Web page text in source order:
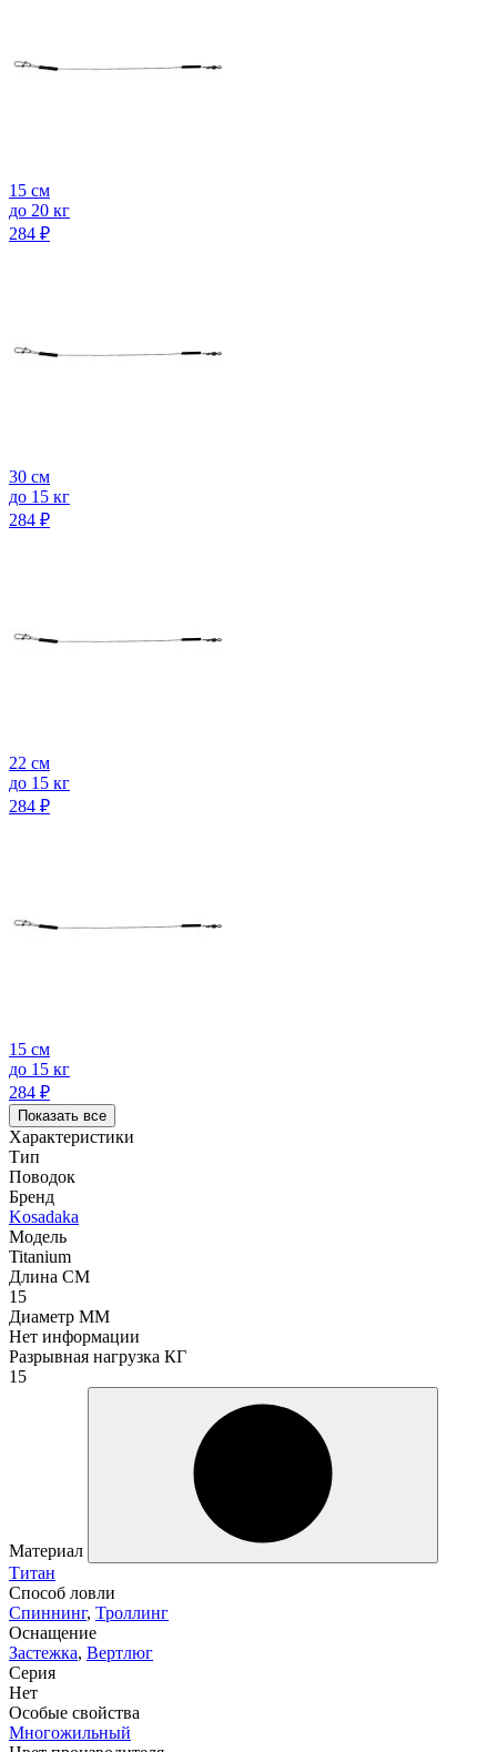
15 см
до 20 кг
284 ₽
30 см
до 15 кг
284 ₽
22 см
до 15 кг
284 ₽
15 см
до 15 кг
284 ₽
Показать все
Характеристики
Тип
Поводок
Бренд
Kosadaka
Модель
Titanium
Длина СМ
15
Диаметр ММ
Нет информации
Разрывная нагрузка КГ
15
Материал
Титан
Способ ловли
Спиннинг, Троллинг
Оснащение
Застежка, Вертлюг
Серия
Нет
Особые свойства
Многожильный